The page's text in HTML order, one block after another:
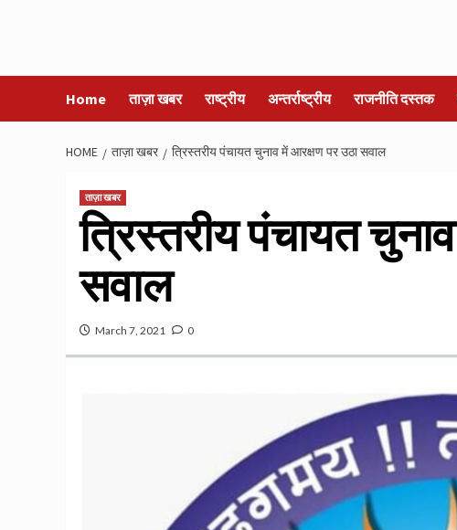
Home ताज़ा खबर राष्ट्रीय अन्तर्राष्ट्रीय राजनीति दस्तक
HOME ताज़ा खबर त्रिस्तरीय पंचायत चुनाव में आरक्षण पर उठा सवाल
ताज़ा खबर
त्रिस्तरीय पंचायत
सवाल
March 7, 2021 0